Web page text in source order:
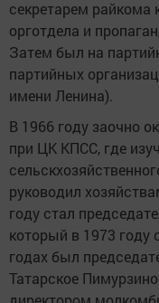
секретарем райкома
орготдела и
Затем был на
партийных
имени Ленина).
В 1966 году заочно
при ЦК КПСС, где
руководил
году стал
который в 1973
годах был
Татарское